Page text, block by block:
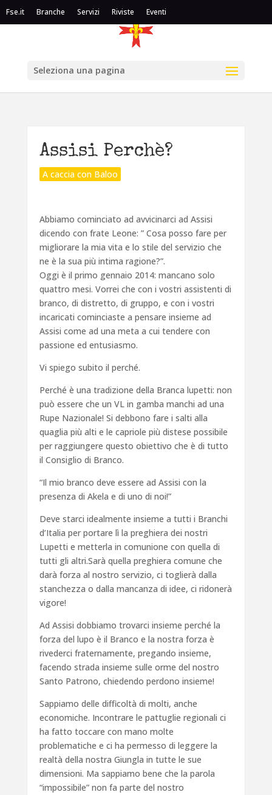
Fse.it Branche Servizi Riviste Eventi
Seleziona una pagina
Assisi Perchè?
A caccia con Baloo
Abbiamo cominciato ad avvicinarci ad Assisi
dicendo con frate Leone: ” Cosa posso fare per
migliorare la mia vita e lo stile del servizio che
ne è la sua più intima ragione?”.
Oggi è il primo gennaio 2014: mancano solo
quattro mesi. Vorrei che con i vostri assistenti di
branco, di distretto, di gruppo, e con i vostri
incaricati cominciaste a pensare insieme ad
Assisi come ad una meta a cui tendere con
passione ed entusiasmo.
Vi spiego subito il perché.
Perché è una tradizione della Branca lupetti: non
può essere che un VL in gamba manchi ad una
Rupe Nazionale! Si debbono fare i salti alla
quaglia più alti e le capriole più distese possibile
per raggiungere questo obiettivo che è di tutto
il Consiglio di Branco.
“Il mio branco deve essere ad Assisi con la
presenza di Akela e di uno di noi!”
Deve starci idealmente insieme a tutti i Branchi
d’Italia per portare lì la preghiera dei nostri
Lupetti e metterla in comunione con quella di
tutti gli altri.Sarà quella preghiera comune che
darà forza al nostro servizio, ci toglierà dalla
stanchezza o dalla mancanza di idee, ci ridonerà
vigore!
Ad Assisi dobbiamo trovarci insieme perché la
forza del lupo è il Branco e la nostra forza è
rivederci fraternamente, pregando insieme,
facendo strada insieme sulle orme del nostro
Santo Patrono, chiedendo perdono insieme!
Sappiamo delle difficoltà di molti, anche
economiche. Incontrare le pattuglie regionali ci
ha fatto toccare con mano molte
problematiche e ci ha permesso di leggere la
realtà della nostra Giungla in tutte le sue
dimensioni. Ma sappiamo bene che la parola
“impossibile” non fa parte del nostro